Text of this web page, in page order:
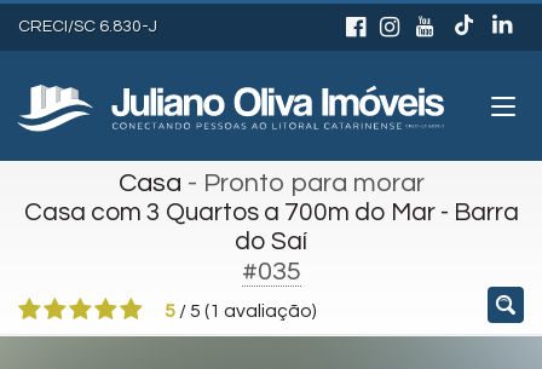
CRECI/SC 6.830-J
Casa - Pronto para morar
Casa com 3 Quartos a 700m do Mar - Barra
do Saí
#035
5 /5 (1 avaliação)